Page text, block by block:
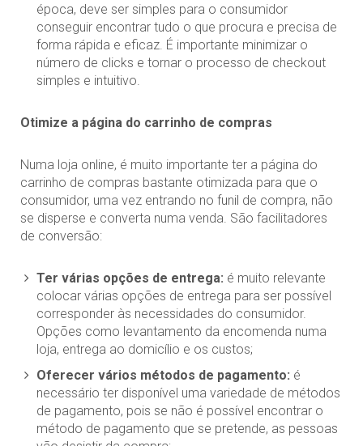
época, deve ser simples para o consumidor
conseguir encontrar tudo o que procura e precisa de
forma rápida e eficaz. É importante minimizar o
número de clicks e tornar o processo de checkout
simples e intuitivo.
Otimize a página do carrinho de compras
Numa loja online, é muito importante ter a página do
carrinho de compras bastante otimizada para que o
consumidor, uma vez entrando no funil de compra, não
se disperse e converta numa venda. São facilitadores
de conversão:
Ter várias opções de entrega: é muito relevante
colocar várias opções de entrega para ser possível
corresponder às necessidades do consumidor.
Opções como levantamento da encomenda numa
loja, entrega ao domicílio e os custos;
Oferecer vários métodos de pagamento: é
necessário ter disponível uma variedade de métodos
de pagamento, pois se não é possível encontrar o
método de pagamento que se pretende, as pessoas